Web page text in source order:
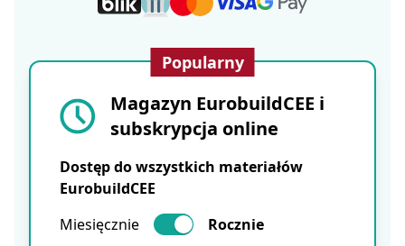
Popularny
Magazyn EurobuildCEE i
subskrypcja online
Dostęp do wszystkich materiałów
EurobuildCEE
Miesięcznie
Rocznie